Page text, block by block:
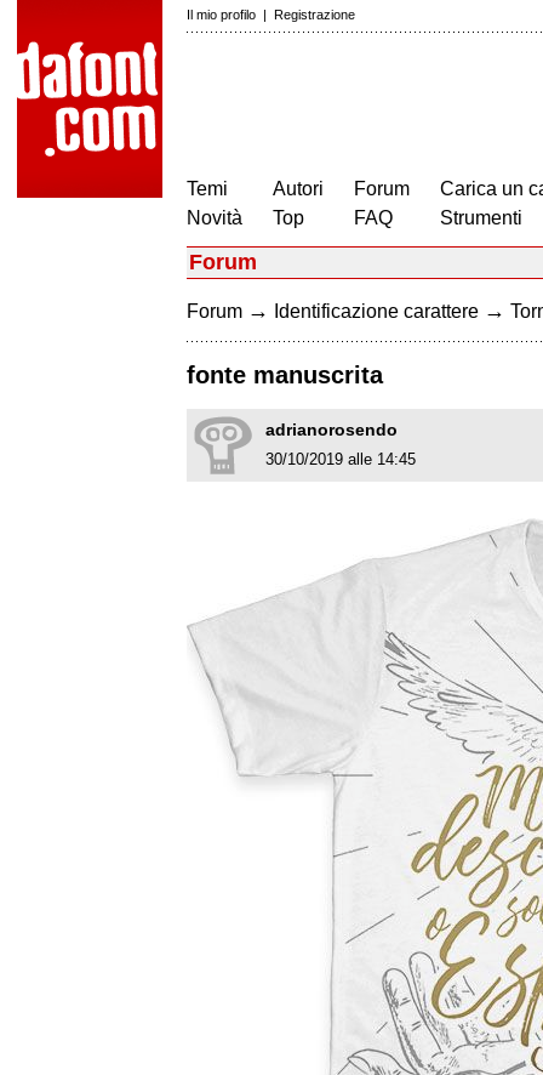
Il mio profilo | Registrazione
Temi
Novità
Autori
Top
Forum
FAQ
Carica un
Strumenti
Forum
Forum → Identificazione carattere →
fonte manuscrita
adrianorosendo
30/10/2019 alle 14:45